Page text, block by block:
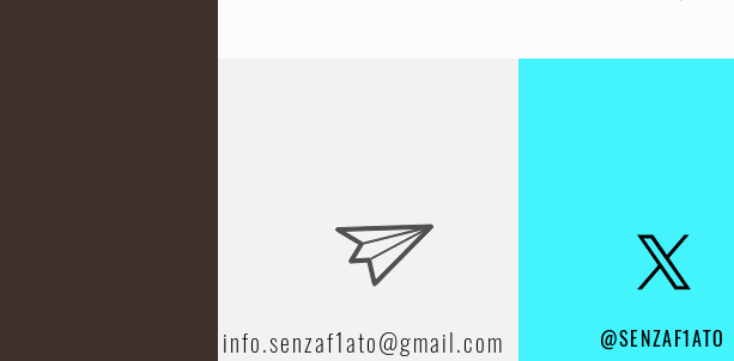
info.senzaf1ato@gmail.com @SENZAF1ATO